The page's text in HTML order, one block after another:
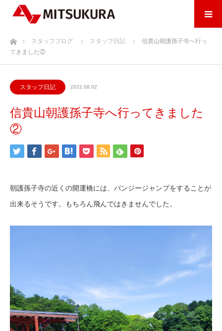
ホームスタッフブログ スタッフ日記
信貴山朝護孫子寺へ行っ
てきました②
スタッフ日記 2022.08.02
信貴山朝護孫子寺へ行ってきました
②
朝護孫子寺の近くの開運橋には、バンジージャンプをすることが
出来るそうです。もちろん飛んではきませんでした。